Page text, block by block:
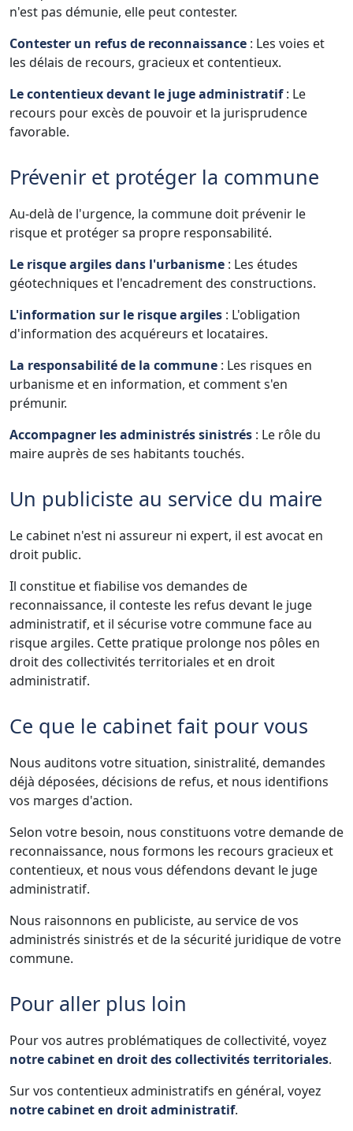
n'est pas démunie, elle peut contester.
Contester un refus de reconnaissance : Les voies et
les délais de recours, gracieux et contentieux.
Le contentieux devant le juge administratif: Le
recours pour excès de pouvoir et la jurisprudence
favorable.
Prévenir et protéger la commune
Au-delà de l'urgence, la commune doit prévenir le
risque et protéger sa propre responsabilité.
Le risque argiles dans l'urbanisme : Les études
géotechniques et l'encadrement des constructions.
L'information sur le risque argiles : L'obligation
d'information des acquéreurs et locataires.
La responsabilité de la commune : Les risques en
urbanisme et en information, et comment s'en
prémunir.
Accompagner les administrés sinistrés : Le rôle du
maire auprès de ses habitants touchés.
Un publiciste au service du maire
Le cabinet n'est ni assureur ni expert, il est avocat en
droit public.
Il constitue et fiabilise vos demandes de
reconnaissance, il conteste les refus devant le juge
administratif, et il sécurise votre commune face au
risque argiles. Cette pratique prolonge nos pôles en
droit des collectivités territoriales et en droit
administratif.
Ce que le cabinet fait pour vous
Nous auditons votre situation, sinistralité, demandes
déjà déposées, décisions de refus, et nous identifions
vos marges d'action.
Selon votre besoin, nous constituons votre demande de
reconnaissance, nous formons les recours gracieux et
contentieux, et nous vous défendons devant le juge
administratif.
Nous raisonnons en publiciste, au service de vos
administrés sinistrés et de la sécurité juridique de votre
commune.
Pour aller plus loin
Pour vos autres problématiques de collectivité, voyez
notre cabinet en droit des collectivités territoriales.
Sur vos contentieux administratifs en général, voyez
notre cabinet en droit administratif.